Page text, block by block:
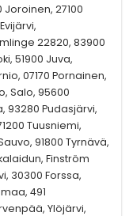
Joroinen, 27100
22820, 83900
51900 Juva,
07170 Pornainen,
Salo, 95600
93280 Pudasjärvi,
Tuusniemi,
91800 Tyrnävä,
Finström
30300 Forssa,
491
Ylöjärvi,